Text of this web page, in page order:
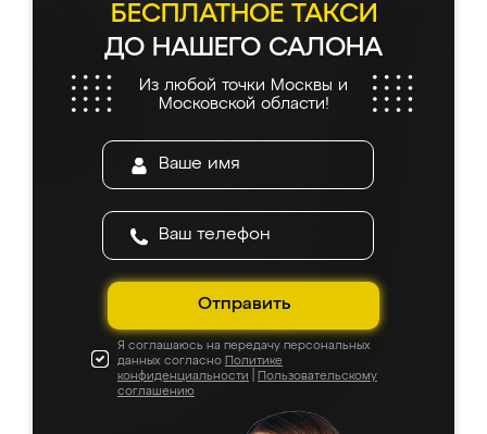
БЕСПЛАТНОЕ ТАКСИ
ДО НАШЕГО САЛОНА
Из любой точки Москвы и
Московской области!
Отправить
Я соглашаюсь на передачу персональных
данных согласно Политике
конфиденциальности
Пользовательскому
соглашению